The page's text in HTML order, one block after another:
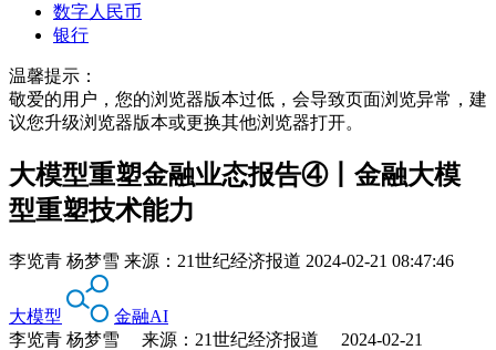
数字人民币
银行
温馨提示：
敬爱的用户，您的浏览器版本过低，会导致页面浏览异常，建
议您升级浏览器版本或更换其他浏览器打开。
大模型重塑金融业态报告④丨金融大模
型重塑技术能力
李览青 杨梦雪 来源： 21世纪经济报道 2024-02-21 08:47:46
大模型
金融AI
李览青 杨梦雪 来源：21世纪经济报道 2024-02-21